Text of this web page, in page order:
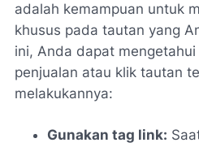
adalah kemampuan untuk
khusus pada tautan yang
ini, Anda dapat
penjualan atau klik tautan
melakukannya:
Gunakan tag link: